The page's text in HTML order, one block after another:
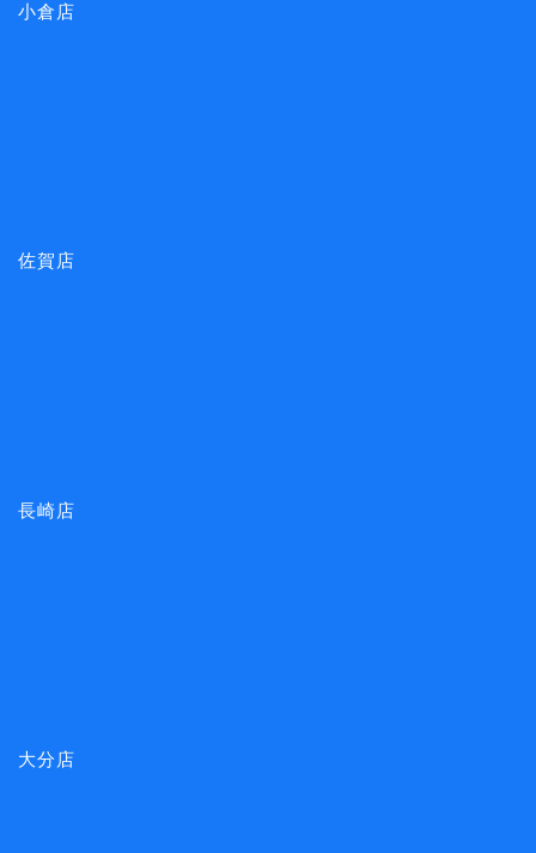
小倉店
佐賀店
長崎店
大分店